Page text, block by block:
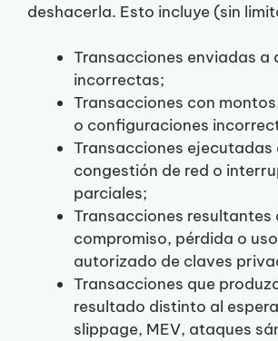
deshacerla. Esto incluye (sin
Transacciones enviadas a
incorrectas;
Transacciones con
o configuraciones
Transacciones ejecutadas
congestión de red o
parciales;
Transacciones resultantes
compromiso, pérdida o
autorizado de claves
Transacciones que
resultado distinto al
slippage, MEV, ataques